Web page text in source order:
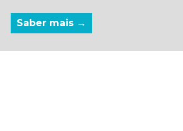
Saber mais →